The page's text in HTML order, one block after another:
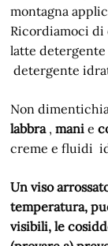
montagna
Ricordiamoci di
latte
detergente
Non
labbra,mani e
creme e fluidi
Un viso
temperatura,
visibili, le